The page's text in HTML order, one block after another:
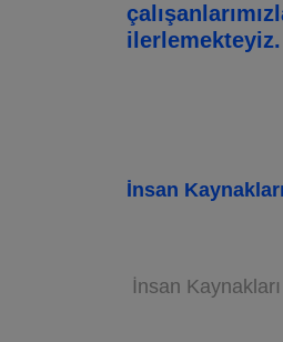
ilerlemekteyiz.
İnsan
İnsan